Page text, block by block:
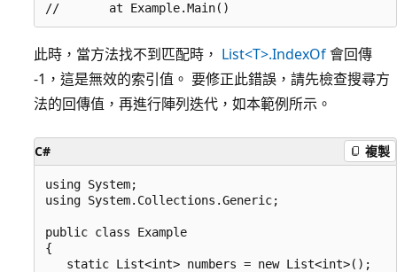
此時，當方法找不到匹配時， List<T>.IndexOf會回傳
-1，這是無效的索引值。 要修正此錯誤，請先檢查搜尋方
法的回傳值，再進行陣列迭代，如本範例所示。
C# 複製
using System;
using System.Collections.Generic;
public class Example
{
   static List<int> numbers = new List<int>();